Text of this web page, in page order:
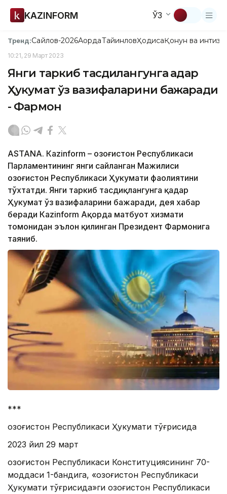
KAZINFORM ЎЗ
Тренд:Сайлов-2026АқордаТайинловҲодисаҚонун ва
10:21, 29 Март 2023
Янги таркиб тасдиқлангунга қадар
Ҳукумат ўз вазифаларини бажаради
- Фармон
ASTANА. Кazinform – Қозоғистон Республикаси
Парламентининг янги сайланган Мажилиси
Қозоғистон Республикаси Ҳукумати фаолиятини
тўхтатди. Янги таркиб тасдиқлангунга қадар
Ҳукумат ўз вазифаларини бажаради, дея хабар
беради Кazinform Ақорда матбуот хизмати
томонидан эълон қилинган Президент Фармонига
таяниб.
***
Қозоғистон Республикаси Ҳукумати тўғрисида
2023 йил 29 март
Қозоғистон Республикаси Конституциясининг 70-
моддаси 1-бандига, «Қозоғистон Республикаси
Ҳукумати тўғрисида»ги Қозоғистон Республикаси